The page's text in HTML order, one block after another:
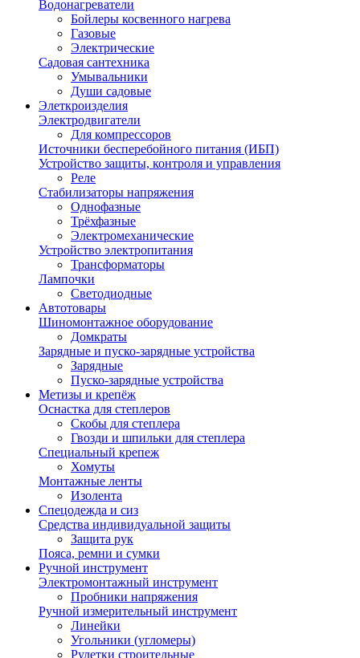
Водонагреватели
Бойлеры косвенного нагрева
Газовые
Электрические
Садовая сантехника
Умывальники
Души садовые
Элеткроизделия
Электродвигатели
Для компрессоров
Источники бесперебойного питания (ИБП)
Устройство защиты, контроля и управления
Реле
Стабилизаторы напряжения
Однофазные
Трёхфазные
Электромеханические
Устройство электропитания
Трансформаторы
Лампочки
Светодиодные
Автотовары
Шиномонтажное оборудование
Домкраты
Зарядные и пуско-зарядные устройства
Зарядные
Пуско-зарядные устройства
Метизы и крепёж
Оснастка для степлеров
Скобы для степлера
Гвозди и шпильки для степлера
Специальный крепеж
Хомуты
Монтажные ленты
Изолента
Спецодежда и сиз
Средства индивидуальной защиты
Защита рук
Пояса, ремни и сумки
Ручной инструмент
Электромонтажный инструмент
Пробники напряжения
Ручной измерительный инструмент
Линейки
Угольники (угломеры)
Рулетки строительные